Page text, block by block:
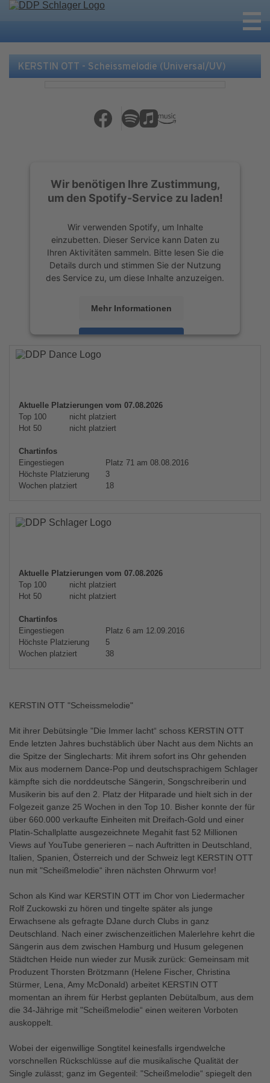
KERSTIN OTT - Scheissmelodie (Universal/UV)
Wir benötigen Ihre Zustimmung,
um den Spotify-Service zu laden!
Wir verwenden Spotify, um Inhalte
einzubetten. Dieser Service kann Daten zu
Ihren Aktivitäten sammeln. Bitte lesen Sie die
Details durch und stimmen Sie der Nutzung
des Service zu, um diese Inhalte anzuzeigen.
Mehr Informationen
Akzeptieren
powered by
Aktuelle Platzierungen vom 07.08.2026
Top 100
nicht platziert
Hot 50
nicht platziert
Chartinfos
Eingestiegen
Platz 71 am 08.08.2016
Höchste Platzierung
3
Wochen platziert
18
Aktuelle Platzierungen vom 07.08.2026
Top 100
nicht platziert
Hot 50
nicht platziert
Chartinfos
Eingestiegen
Platz 6 am 12.09.2016
Höchste Platzierung
5
Wochen platziert
38
KERSTIN OTT "Scheissmelodie"
Mit ihrer Debütsingle "Die Immer lacht“ schoss KERSTIN OTT
Ende letzten Jahres buchstäblich über Nacht aus dem Nichts an
die Spitze der Singlecharts: Mit ihrem sofort ins Ohr gehenden
Mix aus modernem Dance-Pop und deutschsprachigem Schlager
kämpfte sich die norddeutsche Sängerin, Songschreiberin und
Musikerin bis auf den 2. Platz der Hitparade und hielt sich in der
Folgezeit ganze 25 Wochen in den Top 10. Bisher konnte der für
über 660.000 verkaufte Einheiten mit Dreifach-Gold und einer
Platin-Schallplatte ausgezeichnete Megahit fast 52 Millionen
Views auf YouTube generieren – nach Auftritten in Deutschland,
Italien, Spanien, Österreich und der Schweiz legt KERSTIN OTT
nun mit "Scheißmelodie“ ihren nächsten Ohrwurm vor!
Schon als Kind war KERSTIN OTT im Chor von Liedermacher
Rolf Zuckowski zu hören und tingelte später als junge
Erwachsene als gefragte DJane durch Clubs in ganz
Deutschland. Nach einer zwischenzeitlichen Malerlehre kehrt die
Sängerin aus dem zwischen Hamburg und Husum gelegenen
Städtchen Heide nun wieder zur Musik zurück: Gemeinsam mit
Produzent Thorsten Brötzmann (Helene Fischer, Christina
Stürmer, Lena, Amy McDonald) arbeitet KERSTIN OTT
momentan an ihrem für Herbst geplanten Debütalbum, aus dem
die 34-Jährige mit "Scheißmelodie“ einen weiteren Vorboten
auskoppelt.
Wobei der eigenwillige Songtitel keinesfalls irgendwelche
vorschnellen Rückschlüsse auf die musikalische Qualität der
Single zulässt; ganz im Gegenteil: "Scheißmelodie“ spiegelt den